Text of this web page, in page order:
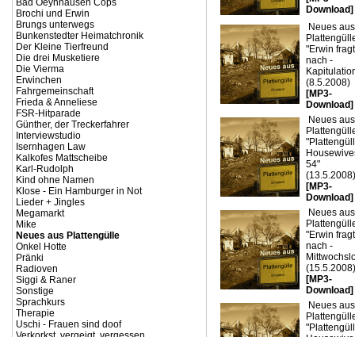
Bad Oeynhausen Cops
Brochi und Erwin
Brungs unterwegs
Bunkenstedter Heimatchronik
Der Kleine Tierfreund
Die drei Musketiere
Die Vierma
Erwinchen
Fahrgemeinschaft
Frieda & Anneliese
FSR-Hitparade
Günther, der Treckerfahrer
Interviewstudio
Isernhagen Law
Kalkofes Mattscheibe
Karl-Rudolph
Kind ohne Namen
Klose - Ein Hamburger in Not
Lieder + Jingles
Megamarkt
Mike
Neues aus Plattengülle
Onkel Hotte
Pränki
Radioven
Siggi & Raner
Sonstige
Sprachkurs
Therapie
Uschi - Frauen sind doof
Download]
Neues aus
"Erwin fragt
nach -
(8.5.2008)
[MP3-
Download]
Neues aus
54"
(13.5.2008)
[MP3-
Download]
Neues aus
"Erwin fragt
nach -
(15.5.2008)
[MP3-
Download]
Neues aus